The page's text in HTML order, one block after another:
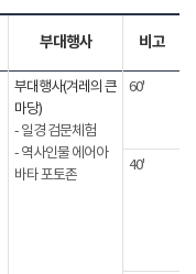
부대행사 비고
부대행사(겨레의 큰
마당)
- 일경 검문체험
- 역사인물 에어아
바타 포토존
60'
40'